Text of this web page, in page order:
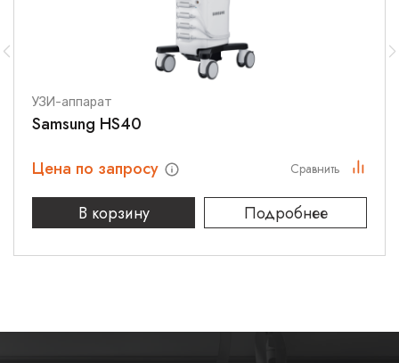
УЗИ-аппарат
Samsung HS40
Цена по запросу
В корзину
Подробнее
Сравнить